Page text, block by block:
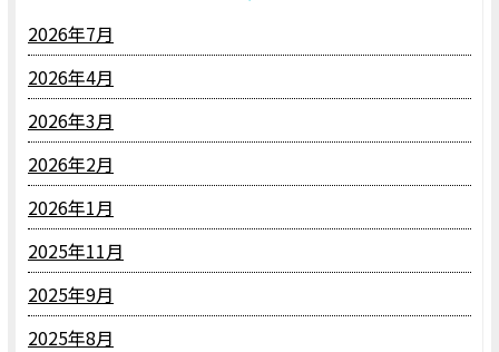
2026年7月
2026年4月
2026年3月
2026年2月
2026年1月
2025年11月
2025年9月
2025年8月